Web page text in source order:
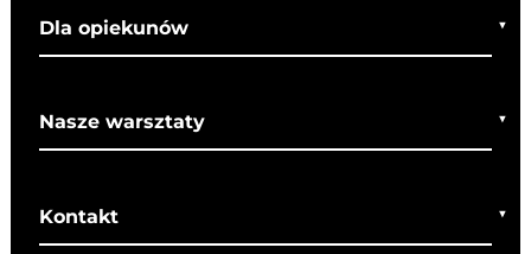
Co o nas mówią
Dla opiekunów
Bezpieczeństwo
Nasze warsztaty
Warsztaty wielkanocne
Kontakt